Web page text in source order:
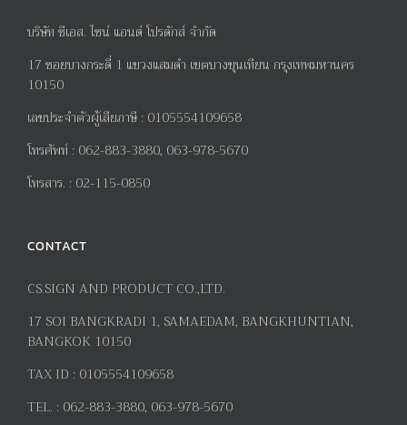
บริษัท ซีเอส. ไซน์ แอนด์ โปรดักส์ จำกัด
17ซอยบางกระดี่ 1 แขวงแสมดำ เขตบางขุนเทียน กรุงเทพมหานคร
10150
เลขประจำตัวผู้เสียภาษี : 0105554109658
โทรศัพท์ : 062-883-3880, 063-978-5670
โทรสาร. : 02-115-0850
CONTACT
CS.SIGN AND PRODUCT CO.,LTD.
17 SOI BANGKRADI 1, SAMAEDAM, BANGKHUNTIAN,
BANGKOK 10150
TAX ID : 0105554109658
TEL. : 062-883-3880, 063-978-5670